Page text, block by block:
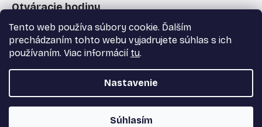
Tento web používa súbory cookie. Ďalším
prechádzaním tohto webu vyjadrujete súhlas s ich
používaním. Viac informácií tu.
Nastavenie
Súhlasím
Otváracie hodiny
Po-Pia: 7:30 - 17:00
Vytvoril Shoptet a
Adatelier
Majster Centrum s.r.o.